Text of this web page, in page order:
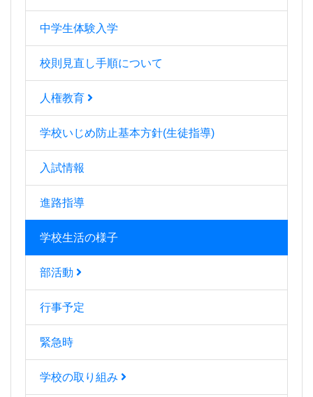
中学生体験入学
校則見直し手順について
人権教育
学校いじめ防止基本方針(生徒指導)
入試情報
進路指導
学校生活の様子
部活動
行事予定
緊急時
学校の取り組み